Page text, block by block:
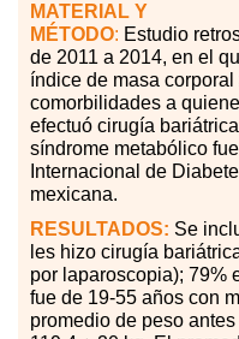
MATERIAL Y
MÉTODO: Estudio
de 2011 a 2014, en el
índice de masa corporal
comorbilidades a
efectuó cirugía
síndrome metabólico
Internacional de
mexicana.
RESULTADOS: Se
les hizo cirugía
por laparoscopia); 79%
fue de 19-55 años con
promedio de peso